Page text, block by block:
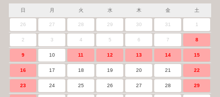
日 月 火 水 木 金 土
26 27 28 29 30 31 1
2 3 4 5 6 7 8
9 10 11 12 13 14 15
16 17 18 19 20 21 22
23 24 25 26 27 28 29